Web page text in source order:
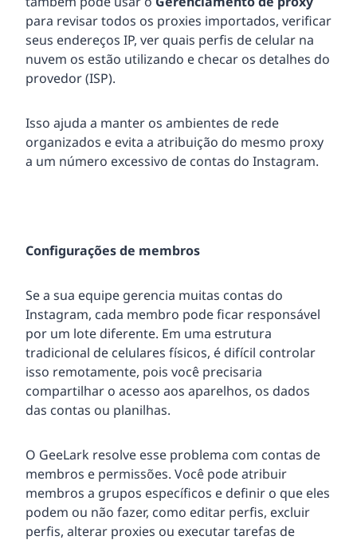
para revisar todos os proxies importados, verificar
seus endereços IP, ver quais perfis de celular na
nuvem os estão utilizando e checar os detalhes do
provedor (ISP).
Isso ajuda a manter os ambientes de rede
organizados e evita a atribuição do mesmo proxy
a um número excessivo de contas do Instagram.
Configurações de membros
Se a sua equipe gerencia muitas contas do
Instagram, cada membro pode ficar responsável
por um lote diferente. Em uma estrutura
tradicional de celulares físicos, é difícil controlar
isso remotamente, pois você precisaria
compartilhar o acesso aos aparelhos, os dados
das contas ou planilhas.
O GeeLark resolve esse problema com contas de
membros e permissões. Você pode atribuir
membros a grupos específicos e definir o que eles
podem ou não fazer, como editar perfis, excluir
perfis, alterar proxies ou executar tarefas de